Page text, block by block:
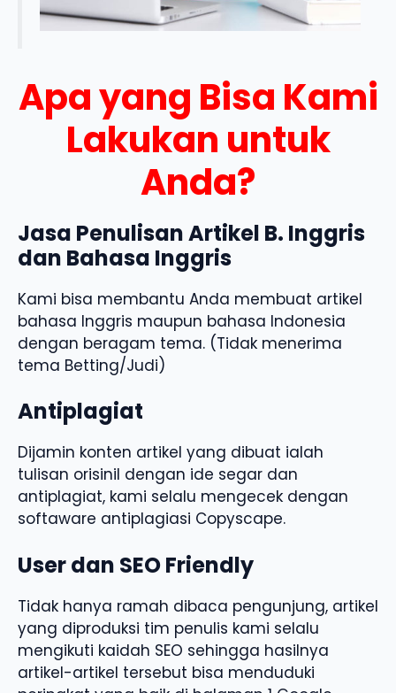
Apa yang Bisa Kami
Lakukan untuk
Anda?
Jasa Penulisan Artikel B. Inggris
dan Bahasa Inggris
Kami bisa membantu Anda membuat artikel
bahasa Inggris maupun bahasa Indonesia
dengan beragam tema. (Tidak menerima
tema Betting/Judi)
Antiplagiat
Dijamin konten artikel yang dibuat ialah
tulisan orisinil dengan ide segar dan
antiplagiat, kami selalu mengecek dengan
softaware antiplagiasi Copyscape.
User dan SEO Friendly
Tidak hanya ramah dibaca pengunjung, artikel
yang diproduksi tim penulis kami selalu
mengikuti kaidah SEO sehingga hasilnya
artikel-artikel tersebut bisa menduduki